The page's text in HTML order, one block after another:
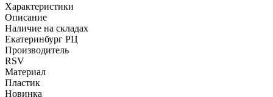
Характеристики
Описание
Наличие на складах
Екатеринбург РЦ
Производитель
RSV
Материал
Пластик
Новинка